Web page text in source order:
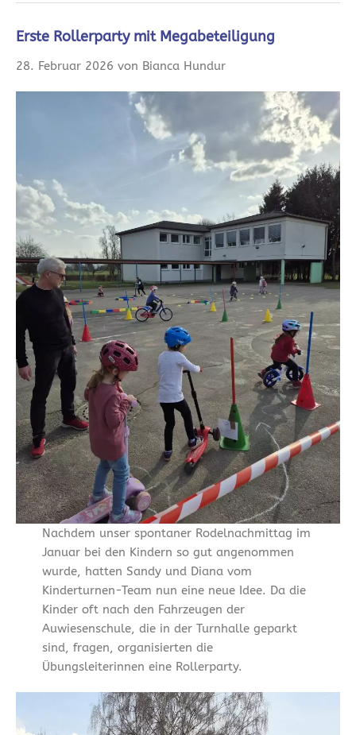
Erste Rollerparty mit Megabeteiligung
28. Februar 2026 von Bianca Hundur
Nachdem unser spontaner Rodelnachmittag im
Januar bei den Kindern so gut angenommen
wurde, hatten Sandy und Diana vom
Kinderturnen-Team nun eine neue Idee. Da die
Kinder oft nach den Fahrzeugen der
Auwiesenschule, die in der Turnhalle geparkt
sind, fragen, organisierten die
Übungsleiterinnen eine Rollerparty.